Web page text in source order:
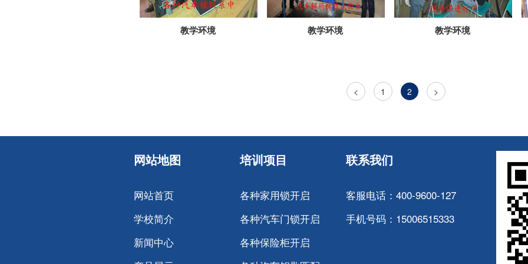
教学环境 教学环境 教学环境
< 1 2 >
网站地图
网站首页
学校简介
新闻中心
培训项目
各种家用锁开启
各种汽车门锁开启
各种保险柜开启
联系我们
客服电话：400-9600-127
手机号码：15006515333